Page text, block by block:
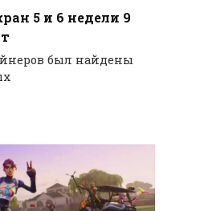
5 и 6 недели 9
был найдены